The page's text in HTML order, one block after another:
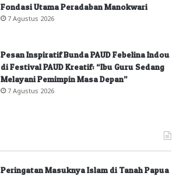
Fondasi Utama Peradaban Manokwari
7 Agustus 2026
Pesan Inspiratif Bunda PAUD Febelina Indou
di Festival PAUD Kreatif: “Ibu Guru Sedang
Melayani Pemimpin Masa Depan”
7 Agustus 2026
Peringatan Masuknya Islam di Tanah Papua